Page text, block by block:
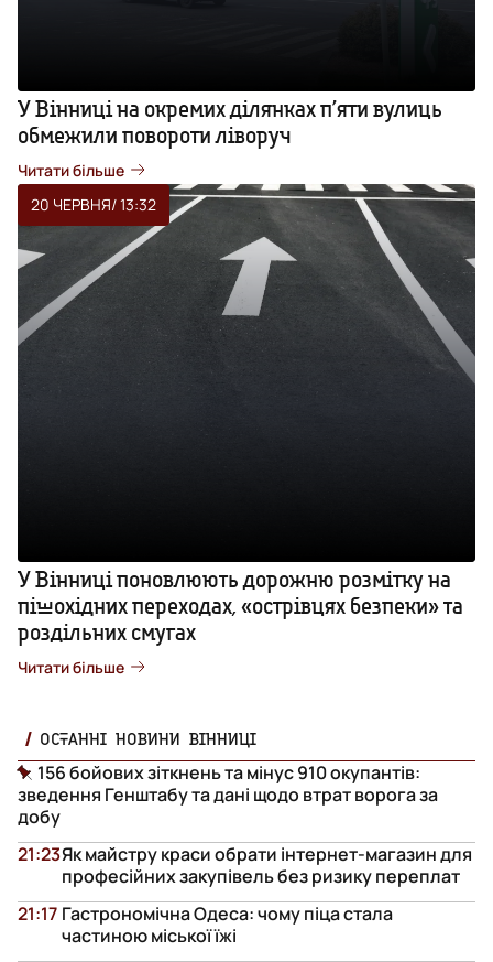
У Вінниці на окремих ділянках п’яти вулиць
обмежили повороти ліворуч
Читати більше
20 ЧЕРВНЯ/ 13:32
У Вінниці поновлюють дорожню розмітку на
пішохідних переходах, «острівцях безпеки» та
роздільних смугах
Читати більше
ОСТАННІ НОВИНИ ВІННИЦІ
156 бойових зіткнень та мінус 910 окупантів:
зведення Генштабу та дані щодо втрат ворога за
добу
Як майстру краси обрати інтернет-магазин для
професійних закупівель без ризику переплат
21:23
Гастрономічна Одеса: чому піца стала
частиною міської їжі
21:17